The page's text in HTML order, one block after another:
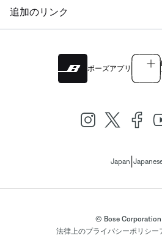
追加のリンク
ボーズアプリ
Japan
© Bose Corporation
法律上のプライバシーポリシー